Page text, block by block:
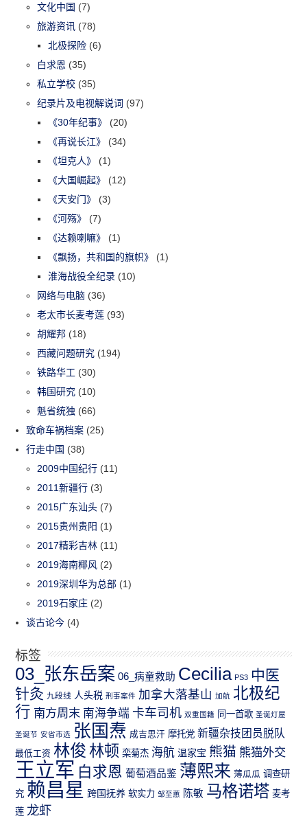
文化中国 (7)
旅游资讯 (78)
北极探险 (6)
白求恩 (35)
私立学校 (35)
纪录片及电视解说词 (97)
《30年纪事》
(20)
《再说长江》
(34)
《坦克人》
(1)
《大国崛起》
(12)
《天安门》
(3)
《河殇》
(7)
《达赖喇嘛》
(1)
《飘扬，共和国的旗帜》
(1)
淮海战役全纪录 (10)
网络与电脑 (36)
老太市长麦考莲 (93)
胡耀邦 (18)
西藏问题研究 (194)
铁路华工 (30)
韩国研究 (10)
魁省统独 (66)
致命车祸档案 (25)
行走中国 (38)
2009中国纪行 (11)
2011新疆行 (3)
2015广东汕头 (7)
2015贵州贵阳 (1)
2017精彩吉林 (11)
2019海南椰风 (2)
2019深圳华为总部 (1)
2019石家庄 (2)
谈古论今 (4)
标签
03_张东岳案 06_病童救助 Cecilia PS3 中医
针灸 九段线 人头税 刑事案件 加拿大落基山 加航 北极纪
行 南方周末 南海争端 卡车司机 双重国籍 同一首歌 圣诞灯屋
圣诞节 安省市选 张国焘 成吉思汗 摩托党 新疆杂技团员脱队
最低工资 林俊 林顿 栾菊杰 海航 温家宝 熊猫 熊猫外交
王立军 白求恩 葡萄酒品鉴 薄熙来 薄瓜瓜 调查研
究 赖昌星 跨国抚养 软实力 邹至蕙 陈敏 马格诺塔 麦考
莲 龙虾